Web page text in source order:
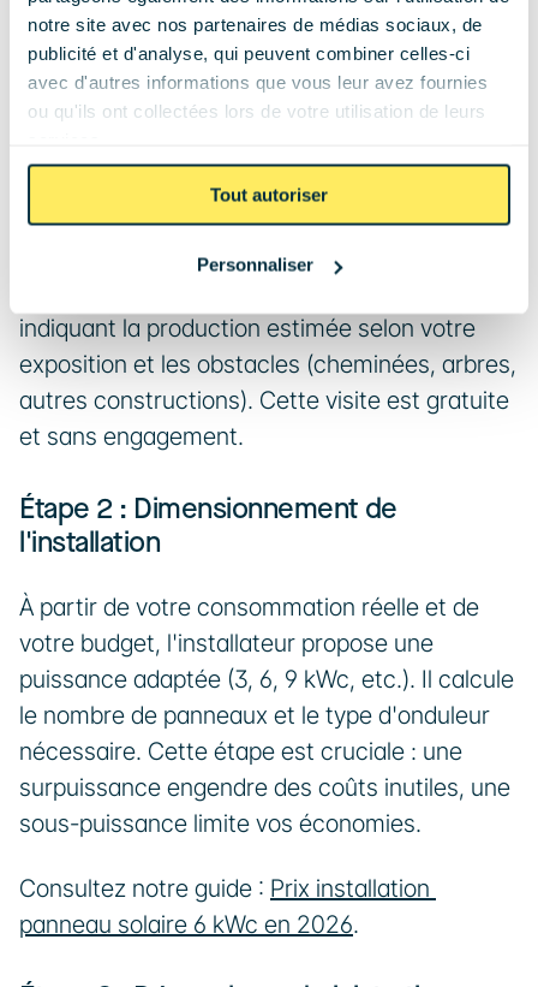
notre site avec nos partenaires de médias sociaux, de
publicité et d'analyse, qui peuvent combiner celles-ci
avec d'autres informations que vous leur avez fournies
ou qu'ils ont collectées lors de votre utilisation de leurs
Tout autoriser
Personnaliser
installation solaire rassure et vous aide à
prévoir les délais et les étapes clés.
Étape 1 : Audit et étude de faisabilité
L'installateur visite votre domicile pour
analyser votre toiture, l'exposition, l'ombrage
et votre consommation électrique actuelle. Il
indiquant la production estimée selon votre
exposition et les obstacles (cheminées, arbres,
autres constructions). Cette visite est gratuite
et sans engagement.
Étape 2 : Dimensionnement de
l'installation
À partir de votre consommation réelle et de
votre budget, l'installateur propose une
puissance adaptée (3, 6, 9 kWc, etc.). Il calcule
le nombre de panneaux et le type d'onduleur
nécessaire. Cette étape est cruciale : une
surpuissance engendre des coûts inutiles, une
sous-puissance limite vos économies.
Consultez notre guide : Prix installation
panneau solaire 6 kWc en 2026.